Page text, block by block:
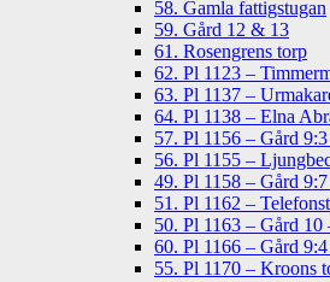
58. Gamla fattigstugan
59. Gård 12 & 13
61. Rosengrens torp
62. Pl 1123 –
63. Pl 1137 –
64. Pl 1138 – Elna
57. Pl 1156 – Gård
56. Pl 1155 –
49. Pl 1158 – Gård
51. Pl 1162 –
50. Pl 1163 – Gård
60. Pl 1166 – Gård
55. Pl 1170 – Kroons